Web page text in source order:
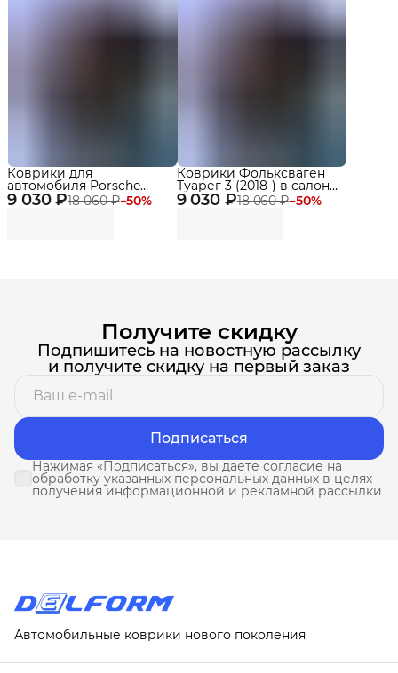
9 030 ₽18 060 ₽−50%
Коврики для
автомобиля Porsche
Cayenne III (2018-н.в.)
Premium в cалон
9 030 ₽18 060 ₽−50%
Коврики Фольксваген
Туарег 3 (2018-) в салон
Volkswagen Touareg III с
бортиками, эва, eva
Получите скидку
Подпишитесь на новостную рассылку
и получите скидку на первый заказ
Подписаться
Нажимая «Подписаться», вы даете согласие на
обработку указанных персональных данных в целях
получения информационной и рекламной рассылки
Автомобильные коврики нового поколения